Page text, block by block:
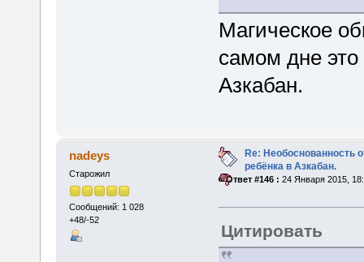
Магическое
самом дне
Азкабан.
nadeys
Старожил
Сообщений: 1 028
+48/-52
Re: Необоснованность
ребёнка в Азкабан.
«Ответ #146 : 24 Января 2015,
Цитировать